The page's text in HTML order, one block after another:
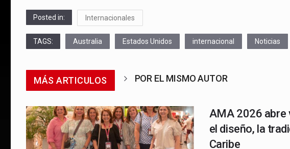
Posted in: Internacionales
TAGS: Australia Estados Unidos internacional Noticias
MÁS ARTICULOS POR EL MISMO AUTOR
AMA 2026 abre
el diseño, la
Caribe